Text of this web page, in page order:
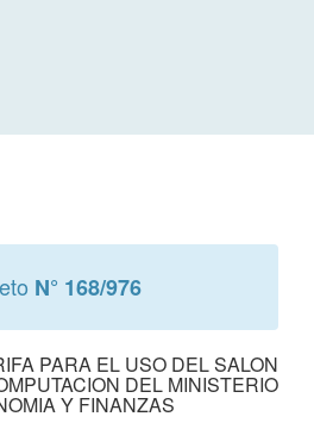
N° 168/976
PARA EL USO DEL SALON
DEL MINISTERIO
Y FINANZAS